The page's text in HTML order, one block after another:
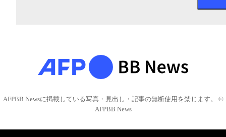
AFPBB Newsに掲載している写真・見出し・記事の無断使用を禁じます。 ©
AFPBB News